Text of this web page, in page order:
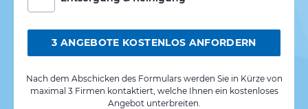
3 ANGEBOTE KOSTENLOS ANFORDERN
Nach dem Abschicken des Formulars werden Sie in Kürze von
maximal 3 Firmen kontaktiert, welche Ihnen ein kostenloses
Angebot unterbreiten.